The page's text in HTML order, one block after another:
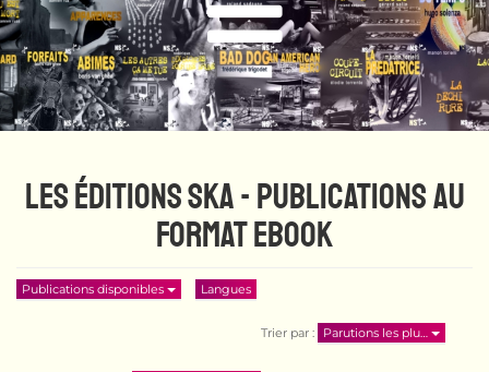
LES ÉDITIONS SKA - PUBLICATIONS AU
FORMAT EBOOK
Publications disponibles Langues
Trier par : Parutions les plu…